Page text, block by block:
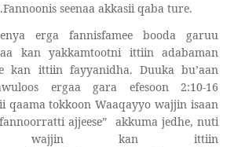
seenaa akkasii qaba ture.
erga fannisfamee booda garuu
kan yakkamtootni ittiin adabaman
kan ittiin fayyanidha. Duuka bu’aan
ergaa gara efesoon 2:10-16
qaama tokkoon Waaqayyo wajjin isaan
ajjeese” akkuma jedhe, nuti
wajjin kan ittiin